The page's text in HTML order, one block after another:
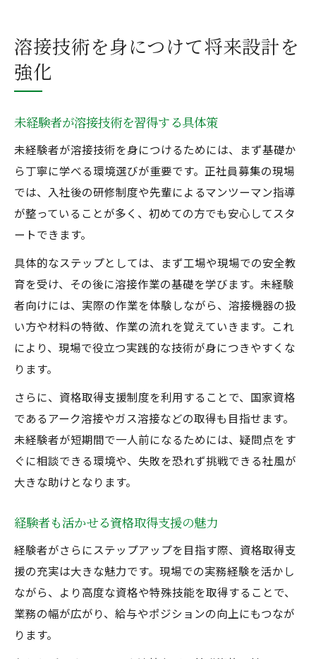
溶接技術を身につけて将来設計を
強化
未経験者が溶接技術を習得する具体策
未経験者が溶接技術を身につけるためには、まず基礎か
ら丁寧に学べる環境選びが重要です。正社員募集の現場
では、入社後の研修制度や先輩によるマンツーマン指導
が整っていることが多く、初めての方でも安心してスタ
ートできます。
具体的なステップとしては、まず工場や現場での安全教
育を受け、その後に溶接作業の基礎を学びます。未経験
者向けには、実際の作業を体験しながら、溶接機器の扱
い方や材料の特徴、作業の流れを覚えていきます。これ
により、現場で役立つ実践的な技術が身につきやすくな
ります。
さらに、資格取得支援制度を利用することで、国家資格
であるアーク溶接やガス溶接などの取得も目指せます。
未経験者が短期間で一人前になるためには、疑問点をす
ぐに相談できる環境や、失敗を恐れず挑戦できる社風が
大きな助けとなります。
経験者も活かせる資格取得支援の魅力
経験者がさらにステップアップを目指す際、資格取得支
援の充実は大きな魅力です。現場での実務経験を活かし
ながら、より高度な資格や特殊技能を取得することで、
業務の幅が広がり、給与やポジションの向上にもつなが
ります。